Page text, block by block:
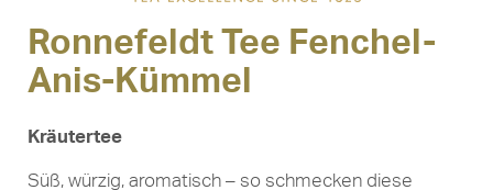
Ronnefeldt Tee Fenchel-
Anis-Kümmel
Kräutertee
Süß, würzig, aromatisch – so schmecken diese